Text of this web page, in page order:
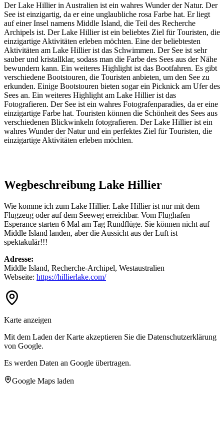
Der Lake Hillier in Australien ist ein wahres Wunder der Natur. Der
See ist einzigartig, da er eine unglaubliche rosa Farbe hat. Er liegt
auf einer Insel namens Middle Island, die Teil des Recherche
Archipels ist. Der Lake Hillier ist ein beliebtes Ziel für Touristen, die
einzigartige Aktivitäten erleben möchten. Eine der beliebtesten
Aktivitäten am Lake Hillier ist das Schwimmen. Der See ist sehr
sauber und kristallklar, sodass man die Farbe des Sees aus der Nähe
bewundern kann. Ein weiteres Highlight ist das Bootfahren. Es gibt
verschiedene Bootstouren, die Touristen anbieten, um den See zu
erkunden. Einige Bootstouren bieten sogar ein Picknick am Ufer des
Sees an. Ein weiteres Highlight am Lake Hillier ist das
Fotografieren. Der See ist ein wahres Fotografenparadies, da er eine
einzigartige Farbe hat. Touristen können die Schönheit des Sees aus
verschiedenen Blickwinkeln fotografieren. Der Lake Hillier ist ein
wahres Wunder der Natur und ein perfektes Ziel für Touristen, die
einzigartige Aktivitäten erleben möchten.
Wegbeschreibung Lake Hillier
Wie komme ich zum Lake Hillier. Lake Hillier ist nur mit dem
Flugzeug oder auf dem Seeweg erreichbar. Vom Flughafen
Esperance starten 6 Mal am Tag Rundflüge. Sie können nicht auf
Middle Island landen, aber die Aussicht aus der Luft ist
spektakulär!!!
Adresse:
Middle Island, Recherche-Archipel, Westaustralien
Webseite: https://hillierlake.com/
Karte anzeigen
Mit dem Laden der Karte akzeptieren Sie die Datenschutzerklärung
von Google.
Es werden Daten an Google übertragen.
Google Maps laden